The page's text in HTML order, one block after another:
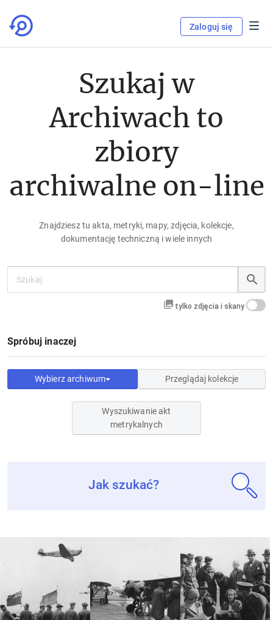
Zaloguj się
Szukaj w
Archiwach to
zbiory
archiwalne on-line
Znajdziesz tu akta, metryki, mapy, zdjęcia, kolekcje,
dokumentację techniczną i wiele innych
tylko zdjęcia i skany
Spróbuj inaczej
Wybierz archiwum Przeglądaj kolekcje
Wyszukiwanie akt
metrykalnych
Jak szukać?